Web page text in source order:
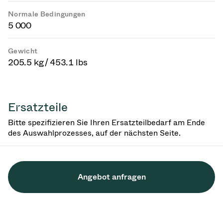
Normale Bedingungen
5 000
Gewicht
205.5 kg / 453.1 lbs
Ersatzteile
Bitte spezifizieren Sie Ihren Ersatzteilbedarf am Ende
des Auswahlprozesses, auf der nächsten Seite.
Angebot anfragen